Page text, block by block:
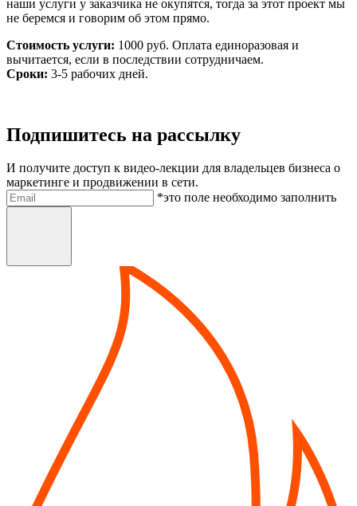
наши услуги у заказчика не окупятся, тогда за этот проект мы
не беремся и говорим об этом прямо.
Стоимость услуги: 1000 руб. Оплата единоразовая и
вычитается, если в последствии сотрудничаем.
Сроки: 3-5 рабочих дней.
Подпишитесь на рассылку
И получите доступ к видео-лекции для владельцев бизнеса о
маркетинге и продвижении в сети.
Электронная почта
*это поле необходимо заполнить